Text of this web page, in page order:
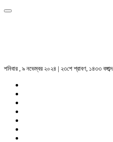
শনিবার , ৯ নভেম্বর ২০২৪ | ২৩শে শ্রাবণ, ১৪৩৩ বঙ্গাব্দ